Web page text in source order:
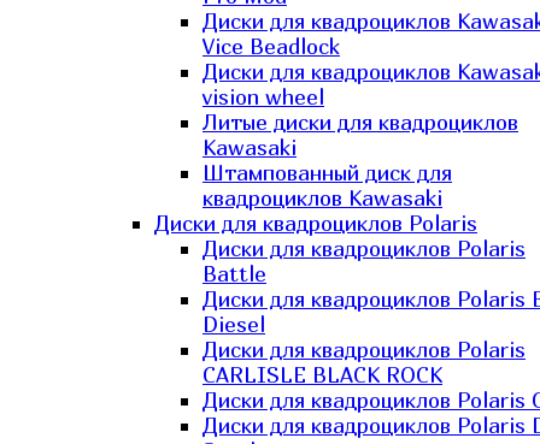
Диски для квадроциклов
Vice Beadlock
Диски для квадроциклов
vision wheel
Литые диски для квадроциклов
Kawasaki​
Штампованный диск для
квадроциклов Kawasaki​
Диски для квадроциклов Polaris
Диски для квадроциклов Polaris
Battle
Диски для квадроциклов Polaris
Diesel
Диски для квадроциклов Polaris
CARLISLE BLACK ROCK
Диски для квадроциклов Polaris
Диски для квадроциклов Polaris